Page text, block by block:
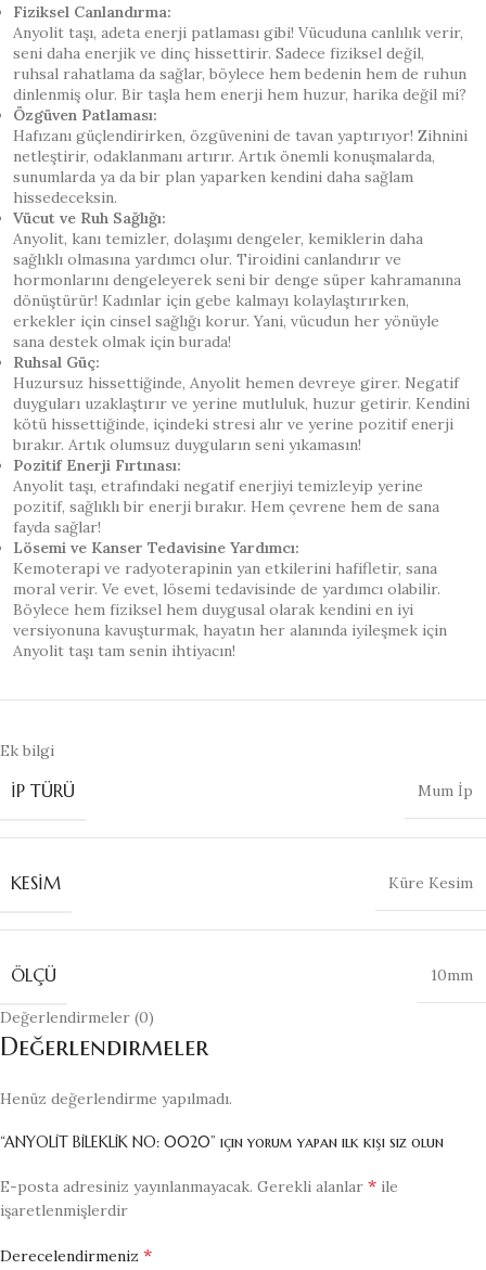
Fiziksel Canlandırma:
Anyolit taşı, adeta enerji patlaması gibi! Vücuduna canlılık verir,
seni daha enerjik ve dinç hissettirir. Sadece fiziksel değil,
ruhsal rahatlama da sağlar, böylece hem bedenin hem de ruhun
dinlenmiş olur. Bir taşla hem enerji hem huzur, harika değil mi?
Özgüven Patlaması:
Hafızanı güçlendirirken, özgüvenini de tavan yaptırıyor! Zihnini
netleştirir, odaklanmanı artırır. Artık önemli konuşmalarda,
sunumlarda ya da bir plan yaparken kendini daha sağlam
hissedeceksin.
Vücut ve Ruh Sağlığı:
Anyolit, kanı temizler, dolaşımı dengeler, kemiklerin daha
sağlıklı olmasına yardımcı olur. Tiroidini canlandırır ve
hormonlarını dengeleyerek seni bir denge süper kahramanına
dönüştürür! Kadınlar için gebe kalmayı kolaylaştırırken,
erkekler için cinsel sağlığı korur. Yani, vücudun her yönüyle
sana destek olmak için burada!
Ruhsal Güç:
Huzursuz hissettiğinde, Anyolit hemen devreye girer. Negatif
duyguları uzaklaştırır ve yerine mutluluk, huzur getirir. Kendini
kötü hissettiğinde, içindeki stresi alır ve yerine pozitif enerji
bırakır. Artık olumsuz duyguların seni yıkamasın!
Pozitif Enerji Fırtınası:
Anyolit taşı, etrafındaki negatif enerjiyi temizleyip yerine
pozitif, sağlıklı bir enerji bırakır. Hem çevrene hem de sana
fayda sağlar!
Lösemi ve Kanser Tedavisine Yardımcı:
Kemoterapi ve radyoterapinin yan etkilerini hafifletir, sana
moral verir. Ve evet, lösemi tedavisinde de yardımcı olabilir.
Böylece hem fiziksel hem duygusal olarak kendini en iyi
versiyonuna kavuşturmak, hayatın her alanında iyileşmek için
Anyolit taşı tam senin ihtiyacın!
Ek bilgi
İP TÜRÜ Mum İp
KESIM Küre Kesim
ÖLÇÜ 10mm
Değerlendirmeler (0)
Değerlendirmeler
Henüz değerlendirme yapılmadı.
“ANYOLİT BİLEKLİK NO: 0020” için yorum yapan ilk kişi siz olun
E-posta adresiniz yayınlanmayacak. Gerekli alanlar * ile
işaretlenmişlerdir
Derecelendirmeniz *